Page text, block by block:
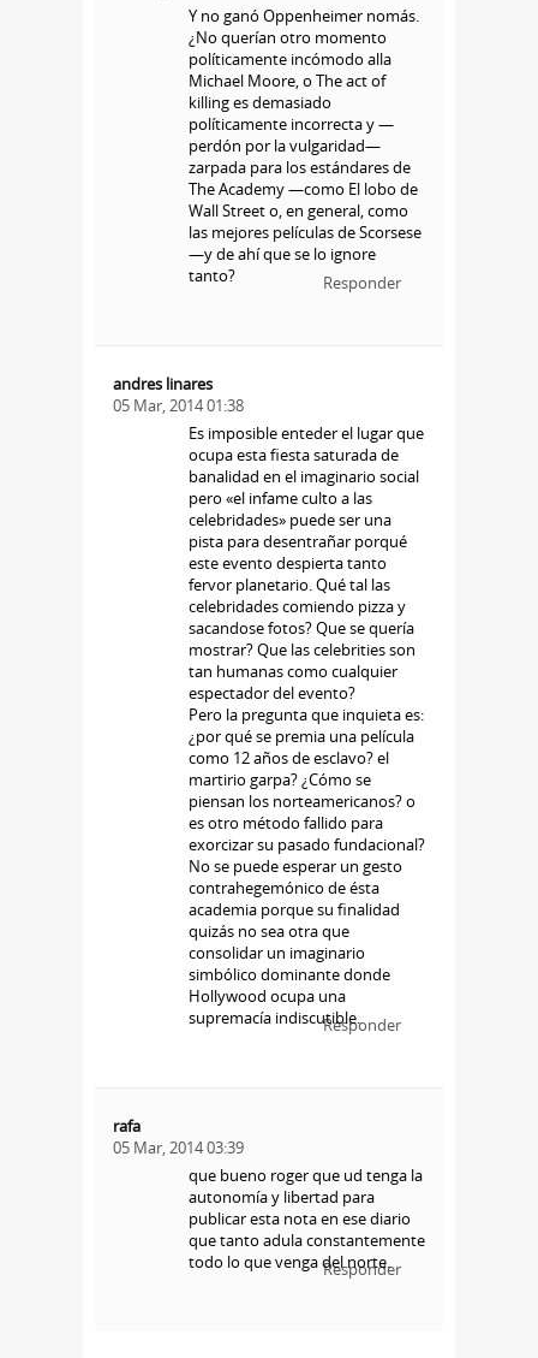
Y no ganó Oppenheimer nomás.
¿No querían otro momento
políticamente incómodo alla
Michael Moore, o The act of
killing es demasiado
políticamente incorrecta y —
perdón por la vulgaridad—
zarpada para los estándares de
The Academy —como El lobo de
Wall Street o, en general, como
las mejores películas de Scorsese
—y de ahí que se lo ignore
tanto?
Responder
andres linares
05 Mar, 2014 01:38
Es imposible enteder el lugar que
ocupa esta fiesta saturada de
banalidad en el imaginario social
pero «el infame culto a las
celebridades» puede ser una
pista para desentrañar porqué
este evento despierta tanto
fervor planetario. Qué tal las
celebridades comiendo pizza y
sacandose fotos? Que se quería
mostrar? Que las celebrities son
tan humanas como cualquier
espectador del evento?
Pero la pregunta que inquieta es:
¿por qué se premia una película
como 12 años de esclavo? el
martirio garpa? ¿Cómo se
piensan los norteamericanos? o
es otro método fallido para
exorcizar su pasado fundacional?
No se puede esperar un gesto
contrahegemónico de ésta
academia porque su finalidad
quizás no sea otra que
consolidar un imaginario
simbólico dominante donde
Hollywood ocupa una
supremacía indiscutible.Responder
rafa
05 Mar, 2014 03:39
que bueno roger que ud tenga la
autonomía y libertad para
publicar esta nota en ese diario
que tanto adula constantemente
todo lo que venga del norte.
Responder